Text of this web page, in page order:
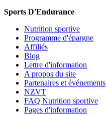
Sports D'Endurance
Nutrition sportive
Programme d'épargne
Affiliés
Blog
Lettre d'information
A propos du site
Partenaires et événements
NZVT
FAQ Nutrition sportive
Pages d'information